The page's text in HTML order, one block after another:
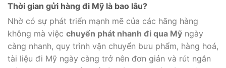
Thời gian gửi hàng đi Mỹ là bao lâu?
Nhờ có sự phát triển mạnh mẽ của các hãng hàng
không mà việc chuyển phát nhanh đi qua Mỹ ngày
càng nhanh, quy trình vận chuyển bưu phẩm, hàng hoá,
tài liệu đi Mỹ ngày càng trở nên đơn giản và rút ngắn